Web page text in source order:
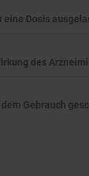
eine Dosis
des
Gebrauch